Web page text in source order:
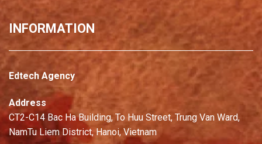
INFORMATION
Edtech Agency
Address
CT2-C14 Bac Ha Building, To Huu Street, Trung Van Ward,
NamTu Liem District, Hanoi, Vietnam